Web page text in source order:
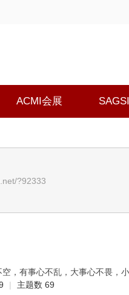
ACMI会展 SAGSI
?92333
，有事心不乱，大事心不畏，
| 主题数 69